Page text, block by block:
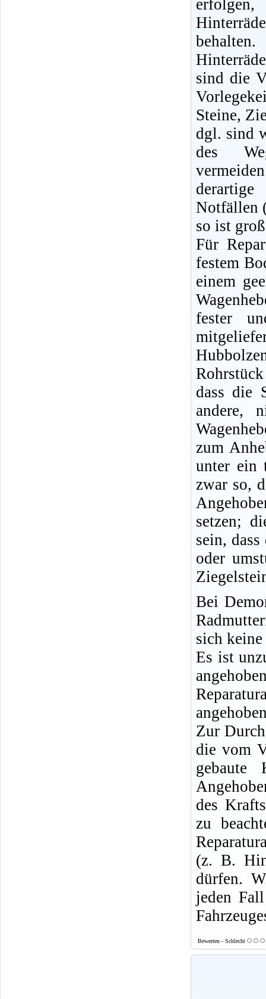
sind die
Steine,
dgl. sind
des
Notfällen
so ist
Für
festem
einem
fester
dass die
andere,
zum
unter ein
zwar so,
setzen;
sein,
oder
Bei
sich keine
Es ist
Zur
die vom
gebaute
des
zu
(z. B.
dürfen.
jeden
Bewerten - Schlecht